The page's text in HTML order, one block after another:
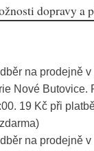
dopravy a
na prodejně v
Nové Butovice.
19 Kč při
na prodejně v